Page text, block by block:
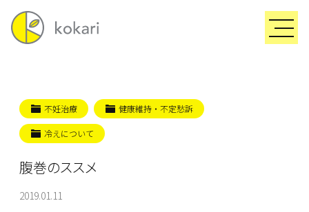
不妊治療 健康維持・不定愁訴
冷えについて
腹巻のススメ
2019.01.11